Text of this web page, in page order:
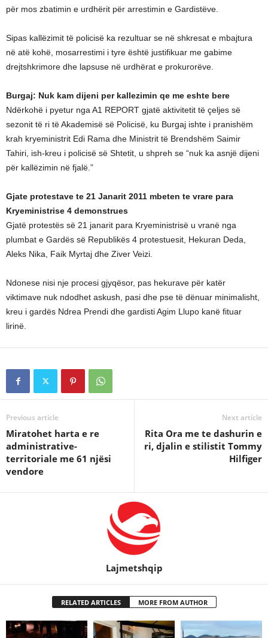
për mos zbatimin e urdhërit për arrestimin e Gardistëve.
Sipas kallëzimit të policisë ka rezultuar se në shkresat e mbajtura
në atë kohë, mosarrestimi i tyre është justifikuar me gabime
drejtshkrimore dhe lapsuse në urdhërat e prokurorëve.
Burgaj: Nuk kam dijeni per kallezimin qe me eshte bere
Ndërkohë i pyetur nga A1 REPORT gjatë aktivitetit të çeljes së
sezonit të ri të Akademisë së Policisë, ku Burgaj ishte i pranishëm
krah kryeministrit Edi Rama dhe Ministrit të Brendshëm Saimir
Tahiri, ish-kreu i policisë së Shtetit, u shpreh se “nuk ka asnjë dijeni
për kallëzimin në fjalë.”
Gjate protestave te 21 Janarit 2011 mbeten te vrare para
Kryeministrise 4 demonstrues
Gjatë protestës së 21 janarit para Kryeministrisë u vranë nga
plumbat e Gardës së Republikës 4 protestuesit, Hekuran Deda,
Aleks Nika, Faik Myrtaj dhe Ziver Veizi.
Ndonese nisi nje procesi gjyqësor, pas hekurave për katër
viktimave nuk ndodhet askush, pasi dhe pse të dënuar minimalisht,
kreu i gardës Ndrea Prendi dhe gardisti Agim Llupo kanë fituar
lirinë.
Previous article
Miratohet harta e re
administrative-
territoriale me 61 njësi
vendore
Next article
Rita Ora me te dashurin e
ri, djalin e stilistit Tommy
Hilfiger
Lajmetshqip
RELATED ARTICLES MORE FROM AUTHOR